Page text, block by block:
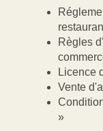
Règles
Licence
Vente
»